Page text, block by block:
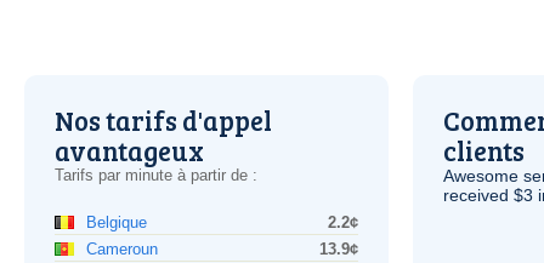
Nos tarifs d'appel
avantageux
Tarifs par minute à partir de :
Belgique
2.2¢
Cameroun
13.9¢
clients
Awesome
received $3